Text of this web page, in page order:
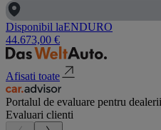
Disponibil laENDURO
44.673,00 €
Afisati toate
Portalul de evaluare pentru
Evaluari clienti